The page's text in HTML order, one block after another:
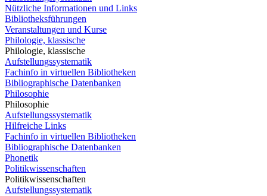
Nützliche Informationen und Links
Bibliotheksführungen
Veranstaltungen und Kurse
Philologie, klassische
Philologie, klassische
Aufstellungssystematik
Fachinfo in virtuellen Bibliotheken
Bibliographische Datenbanken
Philosophie
Philosophie
Aufstellungssystematik
Hilfreiche Links
Fachinfo in virtuellen Bibliotheken
Bibliographische Datenbanken
Phonetik
Politikwissenschaften
Politikwissenschaften
Aufstellungssystematik